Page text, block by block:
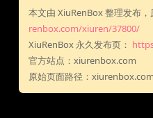
本文由 XiuRenBox 整理发布，
renbox.com/xiuren/37800/
XiuRenBox 永久发布页：
官方站点：xiurenbox.com
原始页面路径：